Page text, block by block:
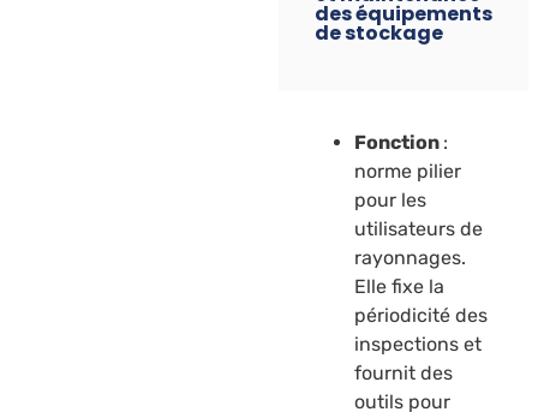
des équipements
de stockage
Fonction :
norme pilier
pour les
utilisateurs de
rayonnages.
Elle fixe la
périodicité des
inspections et
fournit des
outils pour